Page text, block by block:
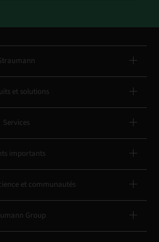
et solutions
Services
importants
et communautés
Group